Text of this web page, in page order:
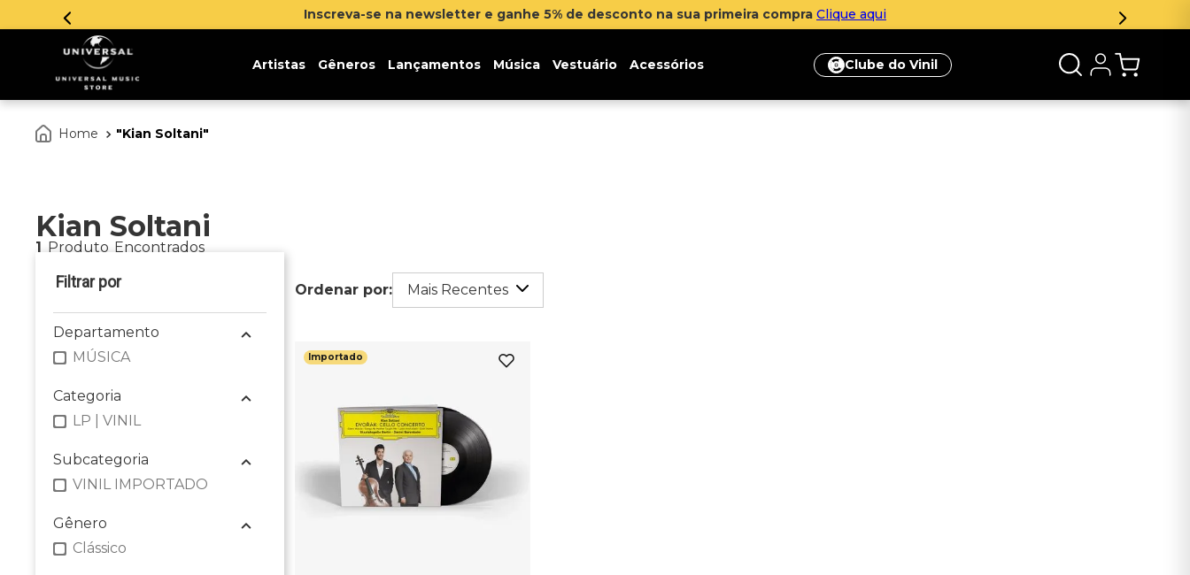
Inscreva-se na newsletter e ganhe 5% de desconto na sua primeira compra Clique aqui
Artistas Gêneros Lançamentos Música Vestuário Acessórios Clube do Vinil
Kian Soltani
Kian Soltani
1 Produto
Departamento
MÚSICA
Categoria
LP | VINIL
Subcategoria
VINIL IMPORTADO
Gênero
Clássico
Mais Recentes
Importado